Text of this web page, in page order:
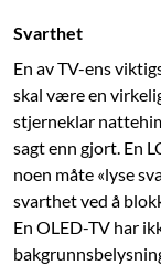
Svarthet
En av TV-ens
skal være en
stjerneklar
sagt enn gjort. En
noen måte «lyse
svarthet ved å
En OLED-TV har